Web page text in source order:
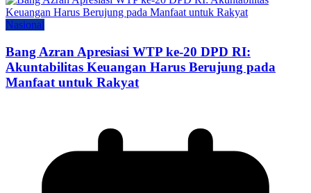
Nasional
Bang Azran Apresiasi WTP ke-20 DPD RI:
Akuntabilitas Keuangan Harus Berujung pada
Manfaat untuk Rakyat